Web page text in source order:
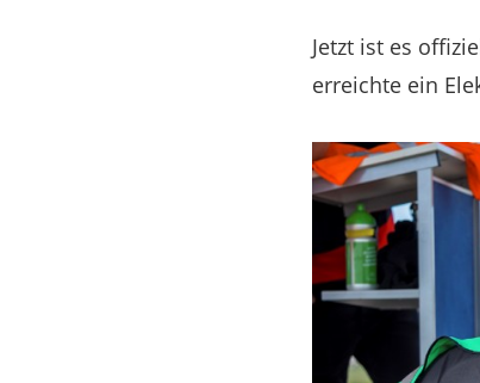
Jetzt ist es
erreichte ein